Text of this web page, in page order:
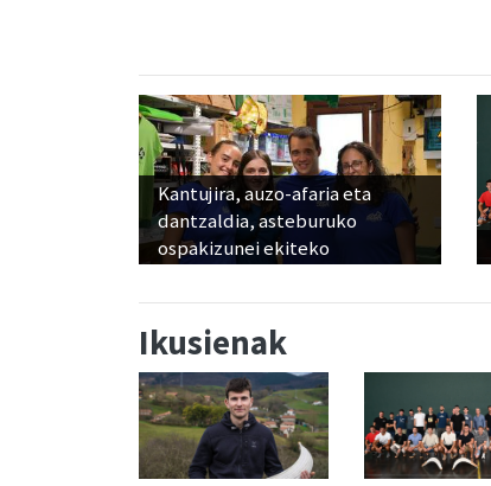
Kantujira, auzo-afaria eta
dantzaldia, asteburuko
ospakizunei ekiteko
Ikusienak